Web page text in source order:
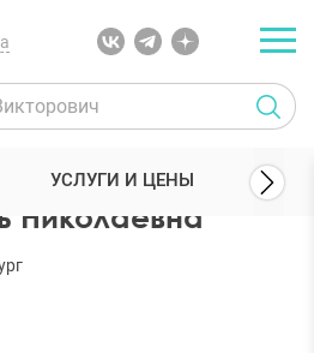
хирурги Гауэр Любовь
Николаевна
УСЛУГИ И ЦЕНЫ